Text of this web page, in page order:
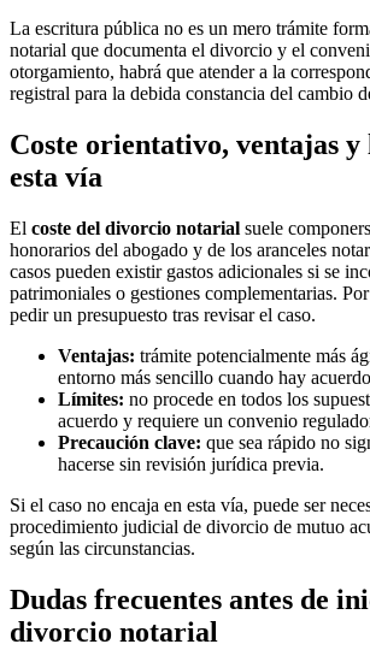
La escritura pública no es un mero trámite
notarial que documenta el divorcio y el
otorgamiento, habrá que atender a la
registral para la debida constancia del cambio
Coste orientativo, ventajas y
esta vía
El coste del divorcio notarial suele
honorarios del abogado y de los aranceles
casos pueden existir gastos adicionales si se
patrimoniales o gestiones complementarias.
pedir un presupuesto tras revisar el caso.
Ventajas: trámite potencialmente más
entorno más sencillo cuando hay
Límites: no procede en todos los
acuerdo y requiere un convenio
Precaución clave: que sea rápido no
hacerse sin revisión jurídica previa.
Si el caso no encaja en esta vía, puede ser
procedimiento judicial de divorcio de mutuo
según las circunstancias.
Dudas frecuentes antes de
divorcio notarial